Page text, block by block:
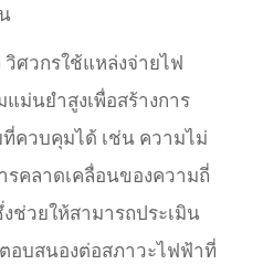
วิศวกรใช้แหล่งจ่ายไฟ
ม่นยำสูงเพื่อสร้างการ
ควบคุมได้ เช่น ความไม่
รคลาดเคลื่อนของความถี่
ช่วยให้สามารถประเมิน
บสนองต่อสภาวะไฟฟ้าที่